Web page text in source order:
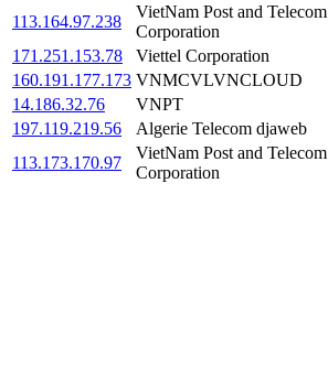
113.164.97.238
VietNam Post and Telecom
Corporation
171.251.153.78
Viettel Corporation
160.191.177.173 VNMCVLVNCLOUD
14.186.32.76
VNPT
197.119.219.56
Algerie Telecom djaweb
113.173.170.97
VietNam Post and Telecom
Corporation